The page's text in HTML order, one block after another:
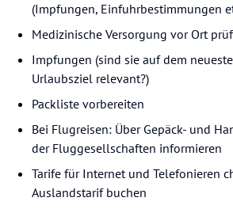
(Impfungen, Einfuhrbestimmungen
Medizinische Versorgung vor Ort
Impfungen (sind sie auf dem
Urlaubsziel relevant?)
Packliste vorbereiten
Bei Flugreisen: Über Gepäck- und
der Fluggesellschaften informieren
Tarife für Internet und Telefonieren
Auslandstarif buchen